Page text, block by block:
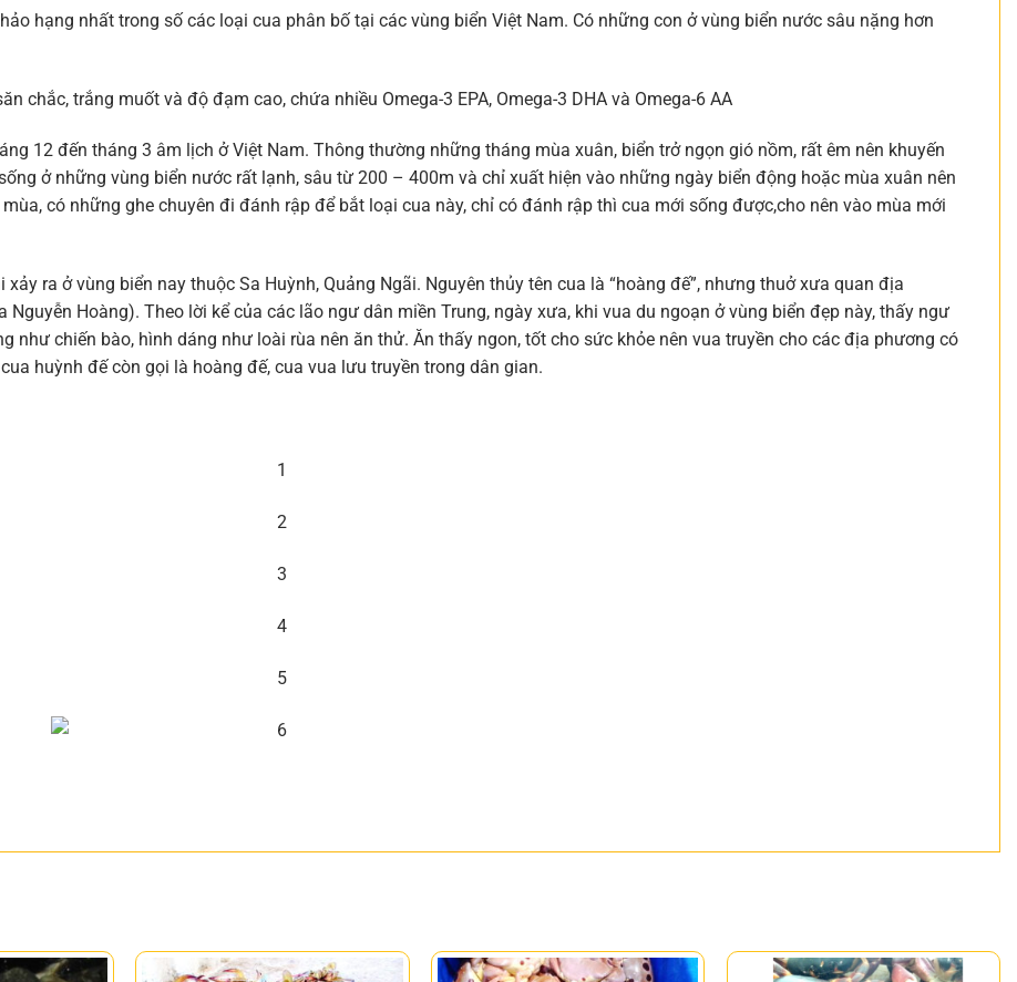
hạng nhất trong số các loại cua phân bố tại các vùng biển Việt Nam. Có những con ở vùng biển nước sâu nặng hơn
chắc, trắng muốt và độ đạm cao, chứa nhiều Omega-3 EPA, Omega-3 DHA và Omega-6 AA
12 đến tháng 3 âm lịch ở Việt Nam. Thông thường những tháng mùa xuân, biển trở ngọn gió nồm, rất êm nên khuyến
ở những vùng biển nước rất lạnh, sâu từ 200 – 400m và chỉ xuất hiện vào những ngày biển động hoặc mùa xuân nên
có những ghe chuyên đi đánh rập để bắt loại cua này, chỉ có đánh rập thì cua mới sống được,cho nên vào mùa mới
ra ở vùng biển nay thuộc Sa Huỳnh, Quảng Ngãi. Nguyên thủy tên cua là “hoàng đế”, nhưng thuở xưa quan địa
Hoàng). Theo lời kể của các lão ngư dân miền Trung, ngày xưa, khi vua du ngoạn ở vùng biển đẹp này, thấy ngư
như chiến bào, hình dáng như loài rùa nên ăn thử. Ăn thấy ngon, tốt cho sức khỏe nên vua truyền cho các địa phương có
huỳnh đế còn gọi là hoàng đế, cua vua lưu truyền trong dân gian.